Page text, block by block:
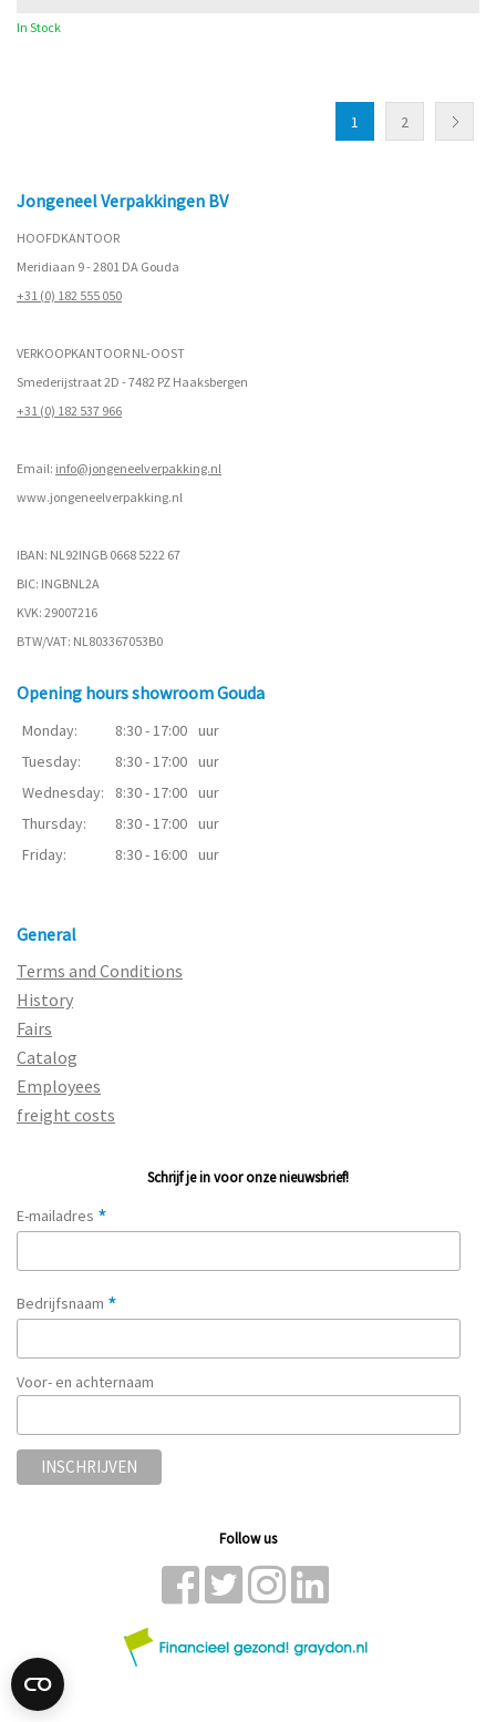
In Stock
1 2
Jongeneel Verpakkingen BV
HOOFDKANTOOR
Meridiaan 9 - 2801 DA Gouda
+31 (0) 182 555 050
VERKOOPKANTOOR NL-OOST
Smederijstraat 2D - 7482 PZ Haaksbergen
+31 (0) 182 537 966
Email: info@jongeneelverpakking.nl
www.jongeneelverpakking.nl
IBAN: NL92INGB 0668 5222 67
BIC: INGBNL2A
KVK: 29007216
BTW/VAT: NL803367053B0
Opening hours showroom Gouda
Monday: 8:30 - 17:00 uur
Tuesday:
8:30 - 17:00 uur
Wednesday:
8:30 - 17:00 uur
Thursday:
8:30 - 17:00 uur
Friday:
8:30 - 16:00 uur
General
Terms and Conditions
History
Fairs
Catalog
Employees
freight costs
Schrijf je in voor onze nieuwsbrief!
E-mailadres *
Bedrijfsnaam *
Voor- en achternaam
Follow us